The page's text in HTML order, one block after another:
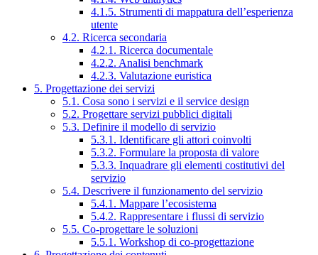
4.1.5. Strumenti di mappatura dell’esperienza
utente
4.2. Ricerca secondaria
4.2.1. Ricerca documentale
4.2.2. Analisi benchmark
4.2.3. Valutazione euristica
5. Progettazione dei servizi
5.1. Cosa sono i servizi e il service design
5.2. Progettare servizi pubblici digitali
5.3. Definire il modello di servizio
5.3.1. Identificare gli attori coinvolti
5.3.2. Formulare la proposta di valore
5.3.3. Inquadrare gli elementi costitutivi del
servizio
5.4. Descrivere il funzionamento del servizio
5.4.1. Mappare l’ecosistema
5.4.2. Rappresentare i flussi di servizio
5.5. Co-progettare le soluzioni
5.5.1. Workshop di co-progettazione